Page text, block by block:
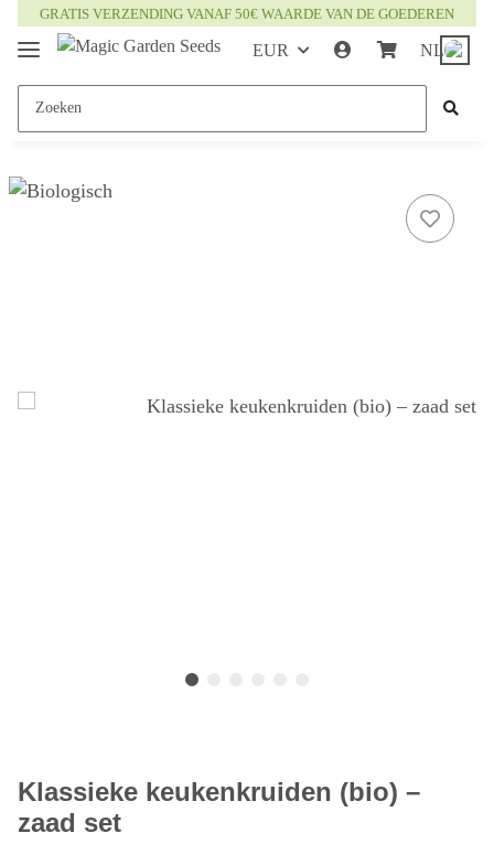
GRATIS VERZENDING VANAF 50€ WAARDE VAN DE GOEDEREN
EUR NL
Klassieke keukenkruiden (bio) –
zaad set